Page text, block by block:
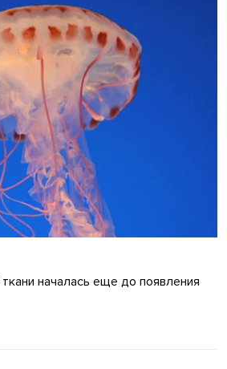
началась еще до появления